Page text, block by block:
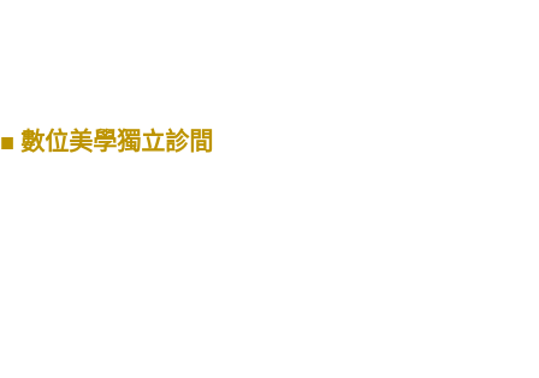
■ 數位美學獨立診間